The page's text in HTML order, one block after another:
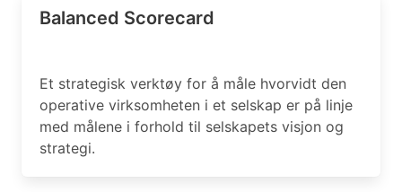
Balanced Scorecard
Et strategisk verktøy for å måle hvorvidt den
operative virksomheten i et selskap er på linje
med målene i forhold til selskapets visjon og
strategi.